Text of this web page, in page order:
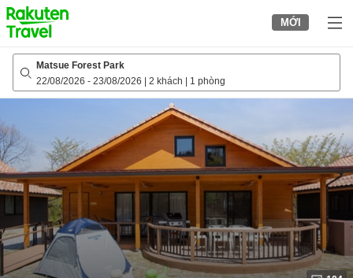
to
top
page
MỚI
Matsue Forest Park
22/08/2026 - 23/08/2026 2 khách 1 phòng